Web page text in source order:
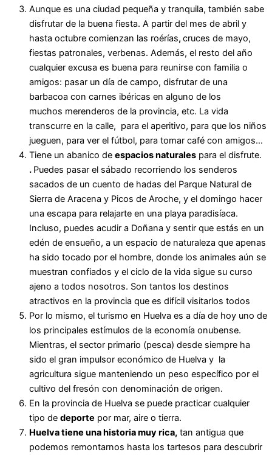
Aunque es una ciudad pequeña y tranquila, también sabe
disfrutar de la buena fiesta. A partir del mes de abril y
hasta octubre comienzan las roérías,cruces de mayo,
fiestas patronales, verbenas. Además, el resto del año
cualquier excusa es buena para reunirse con familia o
amigos: pasar un día de campo, disfrutar de una
barbacoa con carnes ibéricas en alguno de los
muchos merenderos de la provincia, etc. La vida
transcurre en la calle, para el aperitivo, para que los niños
jueguen, para ver el fútbol, para tomar café con amigos…
Tiene un abanico de espacios naturales para el disfrute.
. Puedes pasar el sábado recorriendo los senderos
sacados de un cuento de hadas del Parque Natural de
Sierra de Aracena y Picos de Aroche, y el domingo hacer
una escapa para relajarte en una playa paradisíaca.
Incluso, puedes acudir a Doñana y sentir que estás en un
edén de ensueño, a un espacio de naturaleza que apenas
ha sido tocado por el hombre, donde los animales aún se
muestran confiados y el ciclo de la vida sigue su curso
ajeno a todos nosotros. Son tantos los destinos
atractivos en la provincia que es difícil visitarlos todos
Por lo mismo, el turismo en Huelva es a día de hoy uno de
los principales estímulos de la economía onubense.
Mientras, el sector primario (pesca) desde siempre ha
sido el gran impulsor económico de Huelva y la
agricultura sigue manteniendo un peso específico por el
cultivo del fresón con denominación de origen.
En la provincia de Huelva se puede practicar cualquier
tipo de deporte por mar, aire o tierra.
Huelva tiene unahistoriamuy rica, tan antigua que
podemos remontarnos hasta los tartesos para descubrir